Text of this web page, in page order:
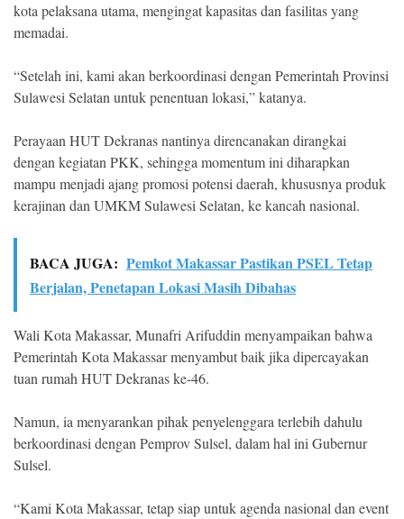
kota pelaksana utama, mengingat kapasitas dan fasilitas yang
memadai.
“Setelah ini, kami akan berkoordinasi dengan Pemerintah Provinsi
Sulawesi Selatan untuk penentuan lokasi,” katanya.
Perayaan HUT Dekranas nantinya direncanakan dirangkai
dengan kegiatan PKK, sehingga momentum ini diharapkan
mampu menjadi ajang promosi potensi daerah, khususnya produk
kerajinan dan UMKM Sulawesi Selatan, ke kancah nasional.
BACA JUGA: Pemkot Makassar Pastikan PSEL Tetap
Berjalan, Penetapan Lokasi Masih Dibahas
Wali Kota Makassar, Munafri Arifuddin menyampaikan bahwa
Pemerintah Kota Makassar menyambut baik jika dipercayakan
tuan rumah HUT Dekranas ke-46.
Namun, ia menyarankan pihak penyelenggara terlebih dahulu
berkoordinasi dengan Pemprov Sulsel, dalam hal ini Gubernur
Sulsel.
“Kami Kota Makassar, tetap siap untuk agenda nasional dan event